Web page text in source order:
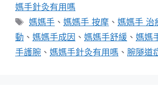
媽手針灸有用嗎
標
籤
媽媽手 、媽媽手 按摩 、媽媽手 治
動 、 媽媽手成因 、 媽媽手舒緩 、 媽媽
手護腕 、 媽媽手針灸有用嗎 、 腕隧道